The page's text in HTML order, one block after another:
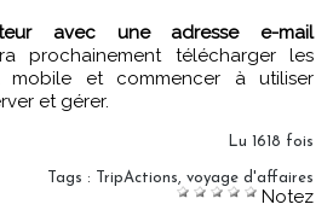
avec une adresse e-mail
prochainement télécharger les
mobile et commencer à utiliser
et gérer.
Lu 1618 fois
Tags : TripActions, voyage d'affaires
Notez